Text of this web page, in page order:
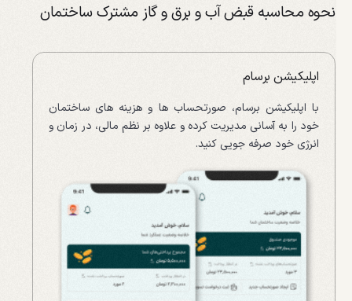
نحوه محاسبه قبض آب و برق و گاز مشترک ساختمان
اپلیکیشن برسام
با اپلیکیشن برسام، صورتحساب ها و هزینه های ساختمان
خود را به آسانی مدیریت کرده و علاوه بر نظم مالی، در زمان و
انرژی خود صرفه جویی کنید.